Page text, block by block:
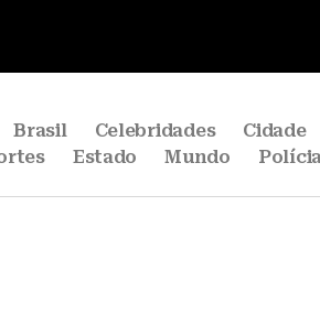
Brasil Celebridades Cidade
Estado Mundo